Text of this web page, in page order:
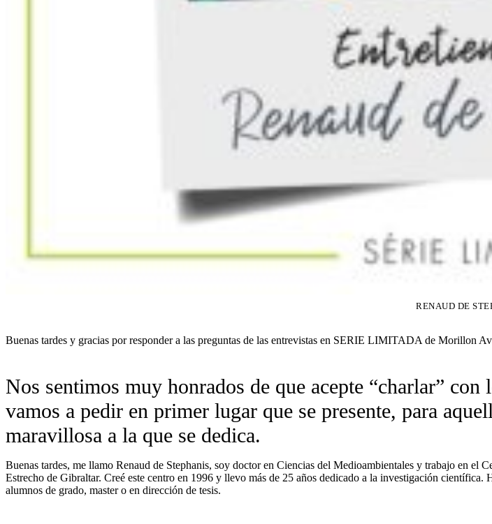
RENAUD DE
Buenas tardes y gracias por responder a las preguntas de las entrevistas en SERIE LIMITADA de Morillon
Nos sentimos muy honrados de que acepte “charlar”
vamos a pedir en primer lugar que se presente, para
maravillosa a la que se dedica.
Buenas tardes, me llamo Renaud de Stephanis, soy doctor en Ciencias del Medioambientales y trabajo en
Estrecho de Gibraltar. Creé este centro en 1996 y llevo más de 25 años dedicado a la investigación
alumnos de grado, master o en dirección de tesis.